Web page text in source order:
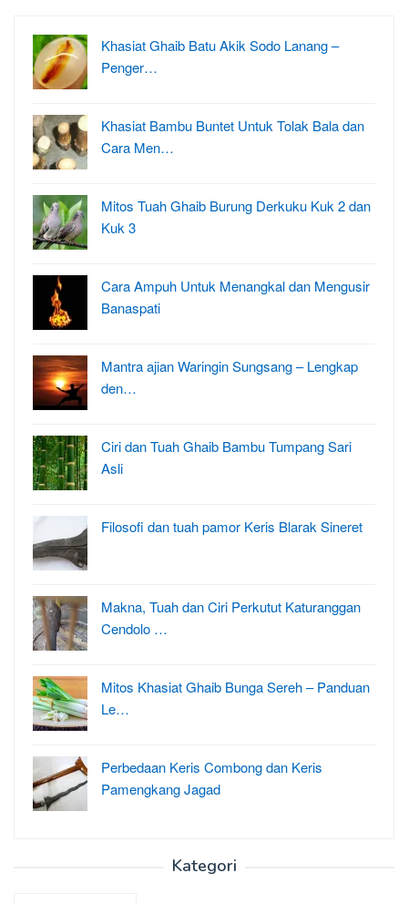
Khasiat Ghaib Batu Akik Sodo Lanang –
Penger…
Khasiat Bambu Buntet Untuk Tolak Bala dan
Cara Men…
Mitos Tuah Ghaib Burung Derkuku Kuk 2 dan
Kuk 3
Cara Ampuh Untuk Menangkal dan Mengusir
Banaspati
Mantra ajian Waringin Sungsang – Lengkap
den…
Ciri dan Tuah Ghaib Bambu Tumpang Sari
Asli
Filosofi dan tuah pamor Keris Blarak Sineret
Makna, Tuah dan Ciri Perkutut Katuranggan
Cendolo …
Mitos Khasiat Ghaib Bunga Sereh – Panduan
Le…
Perbedaan Keris Combong dan Keris
Pamengkang Jagad
Kategori